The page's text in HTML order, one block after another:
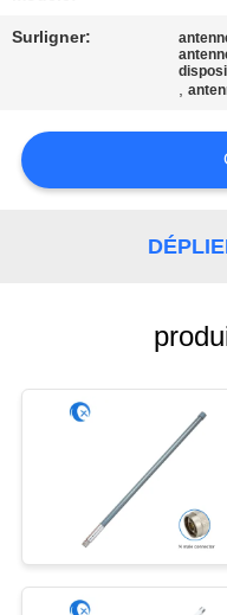
NOUS
NOUVELLES
CAS
SITE
POLICY
Surligner:
,